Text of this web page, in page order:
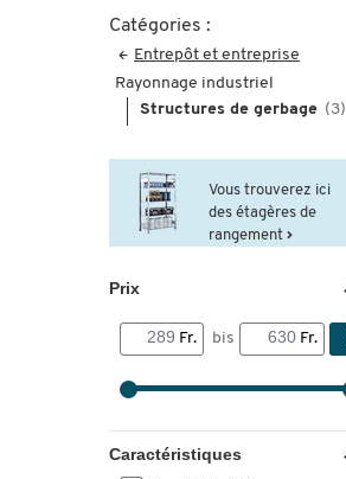
Catégories :
Entrepôt et entreprise
Rayonnage industriel
Structures de gerbage (3)
Vous trouverez ici
des étagères de
rangement
Prix
Fr. bis Fr.
Caractéristiques